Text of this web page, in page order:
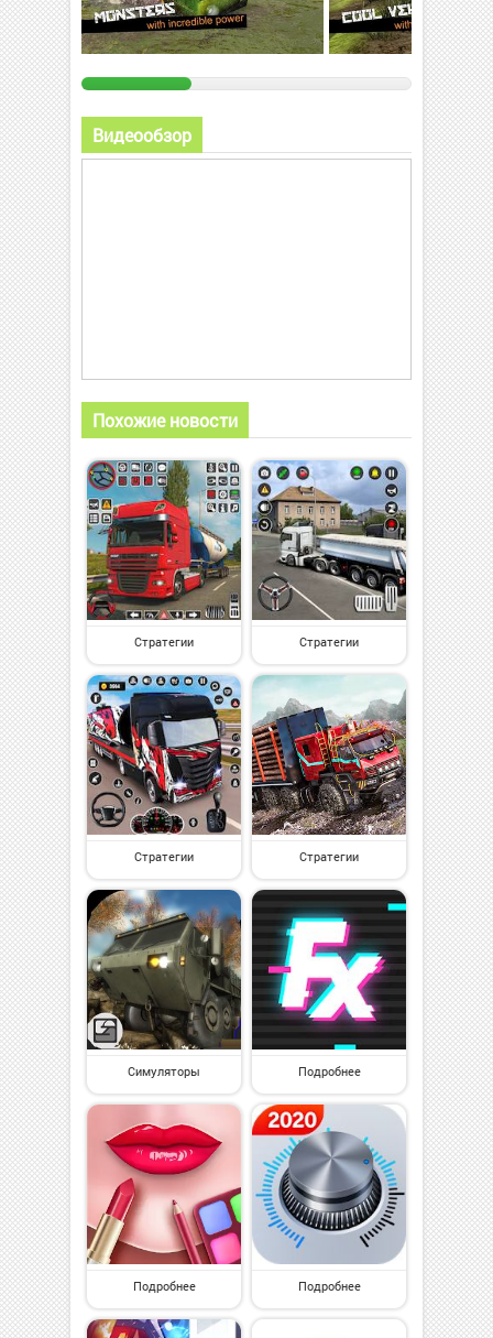
Видеообзор
Похожие новости
Стратегии Стратегии
Стратегии Стратегии
Симуляторы Подробнее
Подробнее Подробнее